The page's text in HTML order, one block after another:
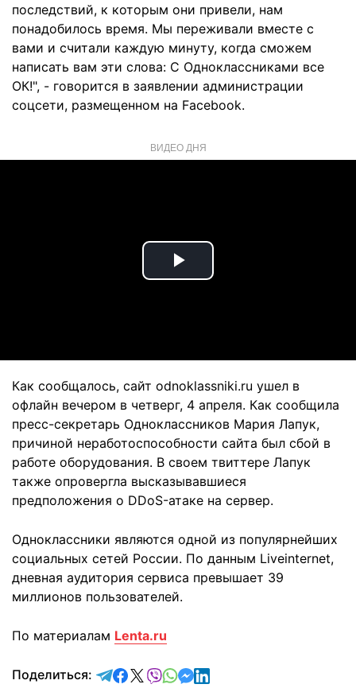
последствий, к которым они привели, нам
понадобилось время. Мы переживали вместе с
вами и считали каждую минуту, когда сможем
написать вам эти слова: С Одноклассниками все
ОК!", - говорится в заявлении администрации
соцсети, размещенном на Facebook.
ВИДЕО ДНЯ
Play
Как сообщалось, сайт odnoklassniki.ru ушел в
офлайн вечером в четверг, 4 апреля. Как сообщила
пресс-секретарь Одноклассников Мария Лапук,
причиной неработоспособности сайта был сбой в
работе оборудования. В своем твиттере Лапук
также опровергла высказывавшиеся
предположения о DDoS-атаке на сервер.
Одноклассники являются одной из популярнейших
социальных сетей России. По данным Liveinternet,
дневная аудитория сервиса превышает 39
миллионов пользователей.
По материалам Lenta.ru
Поделиться: отправить в Telegram
поделиться в Facebook
поделиться в X
отправить в Viber
отправить в Whatsapp
отправить в Messenger
отправить в LinkedIn